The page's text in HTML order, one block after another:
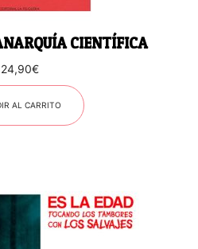
CIENTÍFICA
24,90€
AL CARRITO